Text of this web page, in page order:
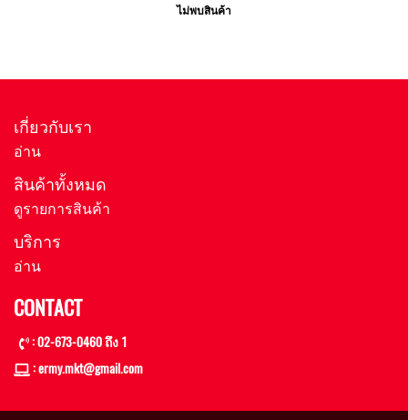
ไม่พบสินค้า
เกี่ยวกับเรา
อ่าน
สินค้าทั้งหมด
ดูรายการสินค้า
บริการ
อ่าน
CONTACT
: 02-673-0460 ถึง 1
: ermy.mkt@gmail.com